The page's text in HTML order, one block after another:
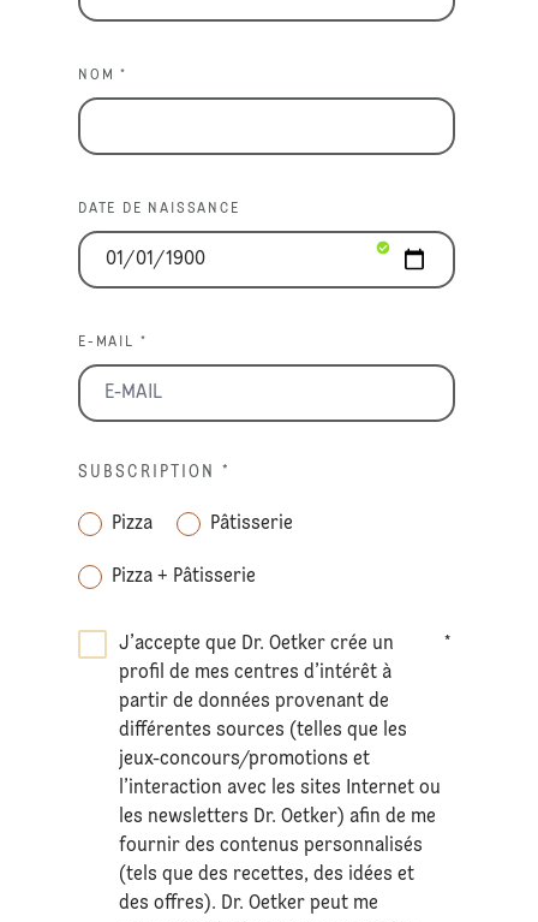
NOM *
DATE DE NAISSANCE
E-MAIL *
SUBSCRIPTION *
Pizza Pâtisserie
Pizza + Pâtisserie
J’accepte que Dr. Oetker crée un
profil de mes centres d’intérêt à
partir de données provenant de
différentes sources (telles que les
jeux-concours/promotions et
l’interaction avec les sites Internet ou
les newsletters Dr. Oetker) afin de me
fournir des contenus personnalisés
(tels que des recettes, des idées et
des offres). Dr. Oetker peut me
*